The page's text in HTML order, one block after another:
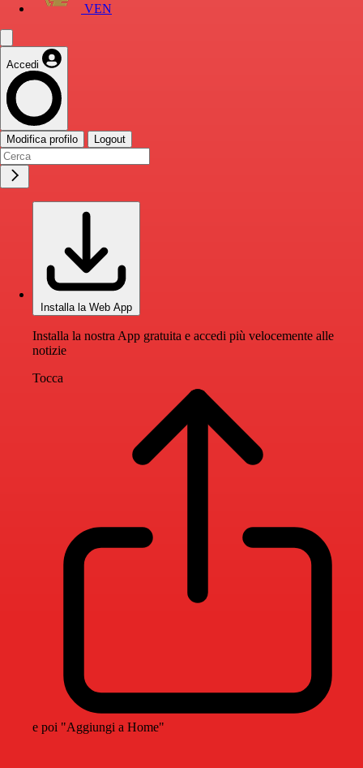
VEN
Accedi
Modifica profilo Logout
Installa la Web App
Installa la nostra App gratuita e accedi più velocemente alle
notizie
Tocca
e poi "Aggiungi a Home"